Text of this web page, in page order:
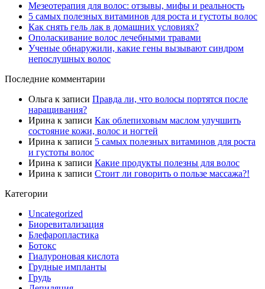
Мезеотерапия для волос: отзывы, мифы и реальность
5 самых полезных витаминов для роста и густоты волос
Как снять гель лак в домашних условиях?
Ополаскивание волос лечебными травами
Ученые обнаружили, какие гены вызывают синдром
непослушных волос
Последние комментарии
Ольга к записи Правда ли, что волосы портятся после
наращивания?
Ирина к записи Как облепиховым маслом улучшить
состояние кожи, волос и ногтей
Ирина к записи 5 самых полезных витаминов для роста
и густоты волос
Ирина к записи Какие продукты полезны для волос
Ирина к записи Стоит ли говорить о пользе массажа?!
Категории
Uncategorized
Биоревитализация
Блефаропластика
Ботокс
Гиалуроновая кислота
Грудные импланты
Грудь